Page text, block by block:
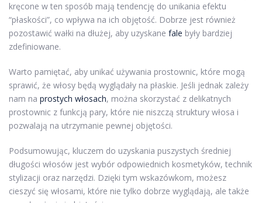
kręcone w ten sposób mają tendencję do unikania efektu
“płaskości”, co wpływa na ich objętość. Dobrze jest również
pozostawić wałki na dłużej, aby uzyskane fale były bardziej
zdefiniowane.
Warto pamiętać, aby unikać używania prostownic, które mogą
sprawić, że włosy będą wyglądały na płaskie. Jeśli jednak zależy
nam na prostych włosach, można skorzystać z delikatnych
prostownic z funkcją pary, które nie niszczą struktury włosa i
pozwalają na utrzymanie pewnej objętości.
Podsumowując, kluczem do uzyskania puszystych średniej
długości włosów jest wybór odpowiednich kosmetyków, technik
stylizacji oraz narzędzi. Dzięki tym wskazówkom, możesz
cieszyć się włosami, które nie tylko dobrze wyglądają, ale także